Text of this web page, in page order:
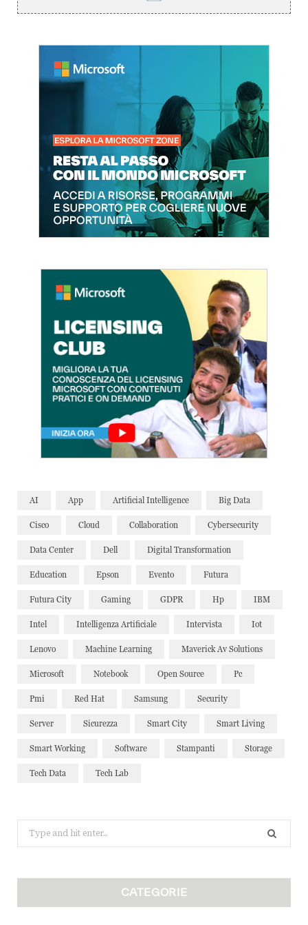
AI App Artificial Intelligence Big Data
Cisco Cloud Collaboration Cybersecurity
Data Center Dell Digital Transformation
Education Epson Evento Futura
Futura City Gaming GDPR Hp IBM
Intel Intelligenza Artificiale Intervista Iot
Lenovo Machine Learning Maverick Av Solutions
Microsoft Notebook Open Source Pc
Pmi Red Hat Samsung Security
Server Sicurezza Smart City Smart Living
Smart Working Software Stampanti Storage
Tech Data Tech Lab
Search
for:
CATEGORIE